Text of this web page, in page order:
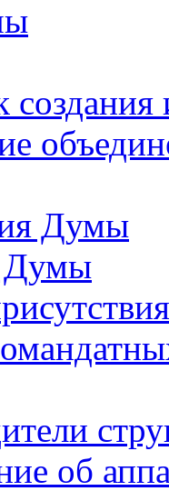
создания
Думы
Думы
об